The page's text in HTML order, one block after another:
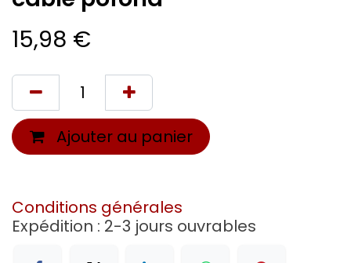
15,98 €
Ajouter au panier
Conditions générales
Expédition : 2-3 jours ouvrables